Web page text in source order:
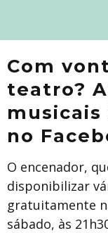
Com
teatro?
musicais
no
O encenador,
disponibilizar
gratuitamente
sábado, às